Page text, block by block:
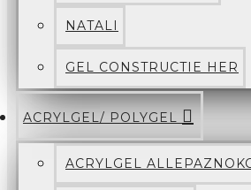
NATALI
GEL CONSTRUCTIE HER
ACRYLGEL/ POLYGEL
ACRYLGEL